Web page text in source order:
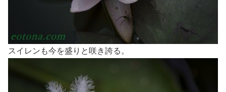
スイレンも今を盛りと咲き誇る。